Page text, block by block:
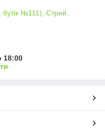
№111), Стрий,
18:00